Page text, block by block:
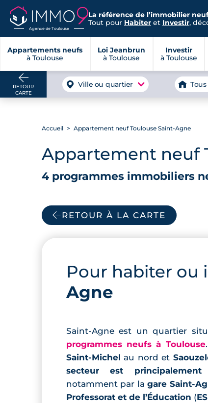
Agence de Toulouse
La référence de l’immobilier
Tout pour Habiter et Investir,
Appartements neufs
à Toulouse
Loi Jeanbrun
à Toulouse
Investir
à Toulouse
RETOUR
CARTE
Ville ou quartier
Accueil Appartement neuf Toulouse Saint-Agne
Appartement neuf
4 programmes immobiliers
RETOUR À LA CARTE
Pour habiter ou
Agne
Saint-Agne est un quartier
programmes neufs à Toulouse
Saint-Michel au nord et
secteur est principalement
notamment par la gare Saint-
Professorat et de l’Éducation (